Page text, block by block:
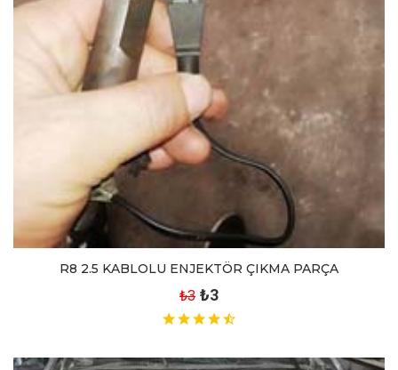
R8 2.5 KABLOLU ENJEKTÖR ÇIKMA PARÇA
₺3 ₺3